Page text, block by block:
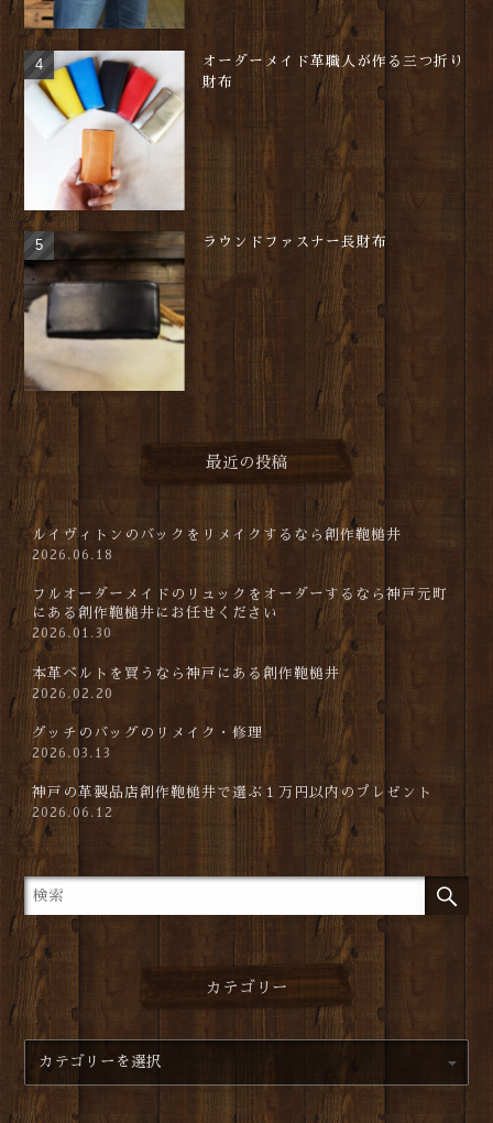
オーダーメイド革職人が作る三つ折り
財布
ラウンドファスナー長財布
最近の投稿
ルイヴィトンのバックをリメイクするなら創作鞄槌井
2026.06.18
フルオーダーメイドのリュックをオーダーするなら神戸元町
にある創作鞄槌井にお任せください
2026.01.30
本革ベルトを買うなら神戸にある創作鞄槌井
2026.02.20
グッチのバッグのリメイク・修理
2026.03.13
神戸の革製品店創作鞄槌井で選ぶ１万円以内のプレゼント
2026.06.12
カテゴリー